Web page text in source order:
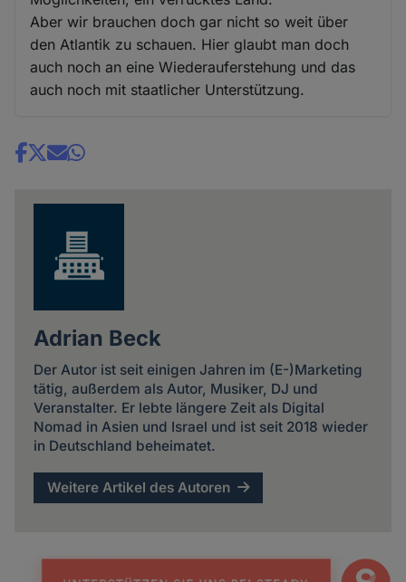
Aber wir brauchen doch gar nicht so weit über
den Atlantik zu schauen. Hier glaubt man doch
auch noch an eine Wiederauferstehung und das
auch noch mit staatlicher Unterstützung.
Share
Adrian Beck
Der Autor ist seit einigen Jahren im (E-)Marketing
tätig, außerdem als Autor, Musiker, DJ und
Veranstalter. Er lebte längere Zeit als Digital
Nomad in Asien und Israel und ist seit 2018 wieder
in Deutschland beheimatet.
Weitere Artikel des Autoren